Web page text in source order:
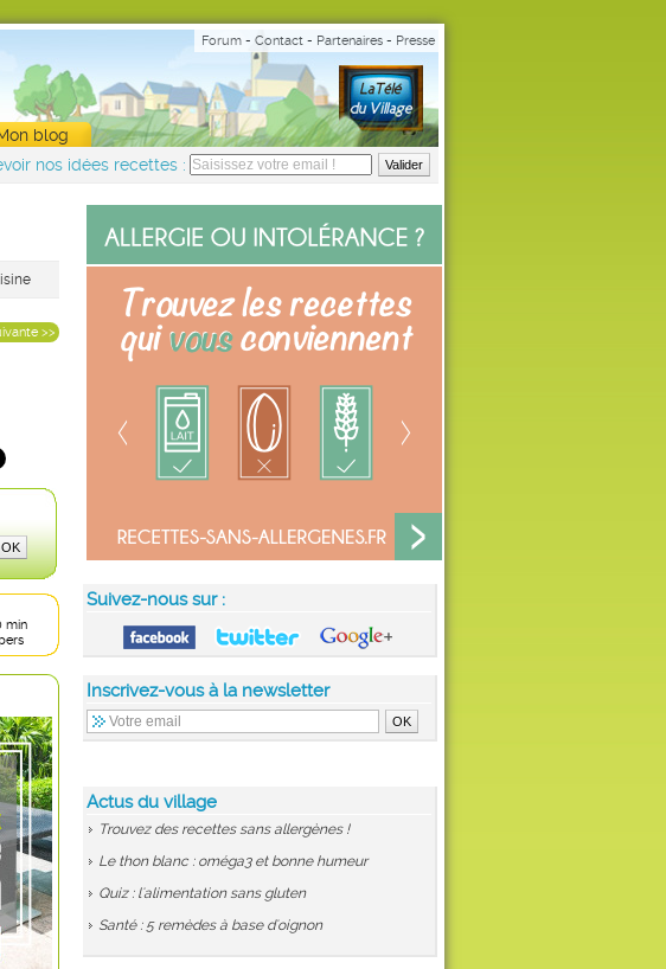
Forum - Contact - Partenaires - Presse
blog
nos idées recettes :
Suivez-nous sur :
Inscrivez-vous à la newsletter
Actus du village
Trouvez des recettes sans allergènes !
Le thon blanc : oméga3 et bonne humeur
Quiz : l'alimentation sans gluten
Santé : 5 remèdes à base d'oignon
>>
min